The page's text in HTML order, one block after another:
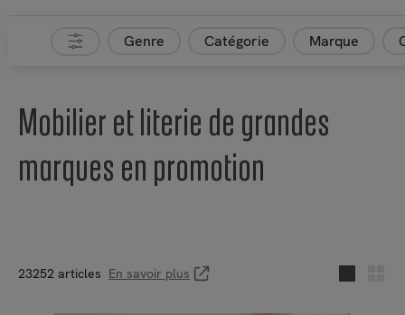
Genre Catégorie Marque
Mobilier et literie de grandes
marques en promotion
23252 articles En savoir plus